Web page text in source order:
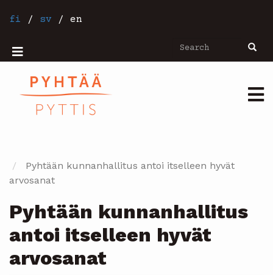
fi / sv / en
Search
Mobiilivalikko
Pyhtään kunnanhallitus antoi itselleen hyvät
arvosanat
Pyhtään kunnanhallitus
antoi itselleen hyvät
arvosanat